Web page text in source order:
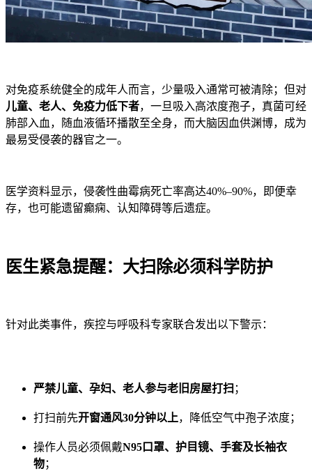
对免疫系统健全的成年人而言，少量吸入通常可被清除；但对
儿童、老人、免疫力低下者，一旦吸入高浓度孢子，真菌可经
肺部入血，随血液循环播散至全身，而大脑因血供渊博，成为
最易受侵袭的器官之一。
医学资料显示，侵袭性曲霉病死亡率高达40%–90%，即便幸
存，也可能遗留癫痫、认知障碍等后遗症。
医生紧急提醒：大扫除必须科学防护
针对此类事件，疾控与呼吸科专家联合发出以下警示：
严禁儿童、孕妇、老人参与老旧房屋打扫 ；
打扫前先开窗通风30分钟以上，降低空气中孢子浓度；
操作人员必须佩戴N95口罩、护目镜、手套及长袖衣
物；